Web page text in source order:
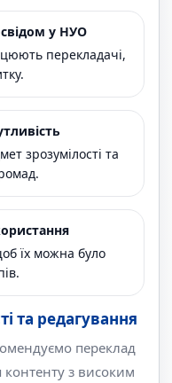
у НУО
перекладачі,
зрозумілості та
їх можна було
та редагування
переклад
з високим